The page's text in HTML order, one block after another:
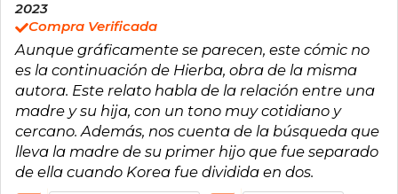
idiomas y ganador del Premio Antifaz al Mejor
Cómic Internacional Editado en España, entre
otros prestigiosos galardones. A este han
seguido Jun (2019) y La espera (2021).
2023
Compra Verificada
Aunque gráficamente se parecen, este cómic no
es la continuación de Hierba, obra de la misma
autora. Este relato habla de la relación entre una
madre y su hija, con un tono muy cotidiano y
cercano. Además, nos cuenta de la búsqueda que
lleva la madre de su primer hijo que fue separado
de ella cuando Korea fue dividida en dos.